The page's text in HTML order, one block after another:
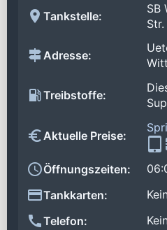
Tankstelle:
SB
Str.
Adresse:
Treibstoffe:
Aktuelle Preise:
Öffnungszeiten:
Tankkarten:
Telefon: